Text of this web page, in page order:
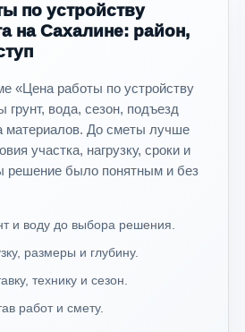
по устройству
на Сахалине: район,
«Цена работы по устройству
вода, сезон, подъезд
материалов. До сметы лучше
участка, нагрузку, сроки и
решение было понятным и без
и воду до выбора решения.
размеры и глубину.
технику и сезон.
работ и смету.